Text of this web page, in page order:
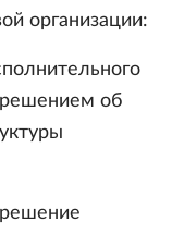
организации:
решением об